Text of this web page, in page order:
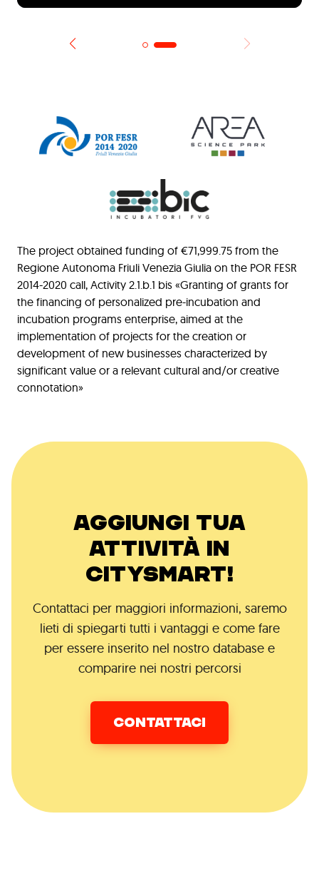
The project obtained funding of €71,999.75 from the
Regione Autonoma Friuli Venezia Giulia on the POR FESR
2014-2020 call, Activity 2.1.b.1 bis «Granting of grants for
the financing of personalized pre-incubation and
incubation programs enterprise, aimed at the
implementation of projects for the creation or
development of new businesses characterized by
significant value or a relevant cultural and/or creative
connotation»
AGGIUNGI TUA
ATTIVITÀ IN
CITYSMART!
Contattaci per maggiori informazioni, saremo
lieti di spiegarti tutti i vantaggi e come fare
per essere inserito nel nostro database e
comparire nei nostri percorsi
CONTATTACI